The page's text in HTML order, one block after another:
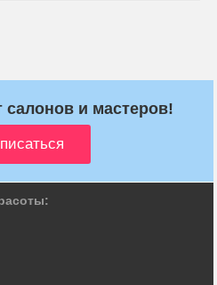
салонов и мастеров!